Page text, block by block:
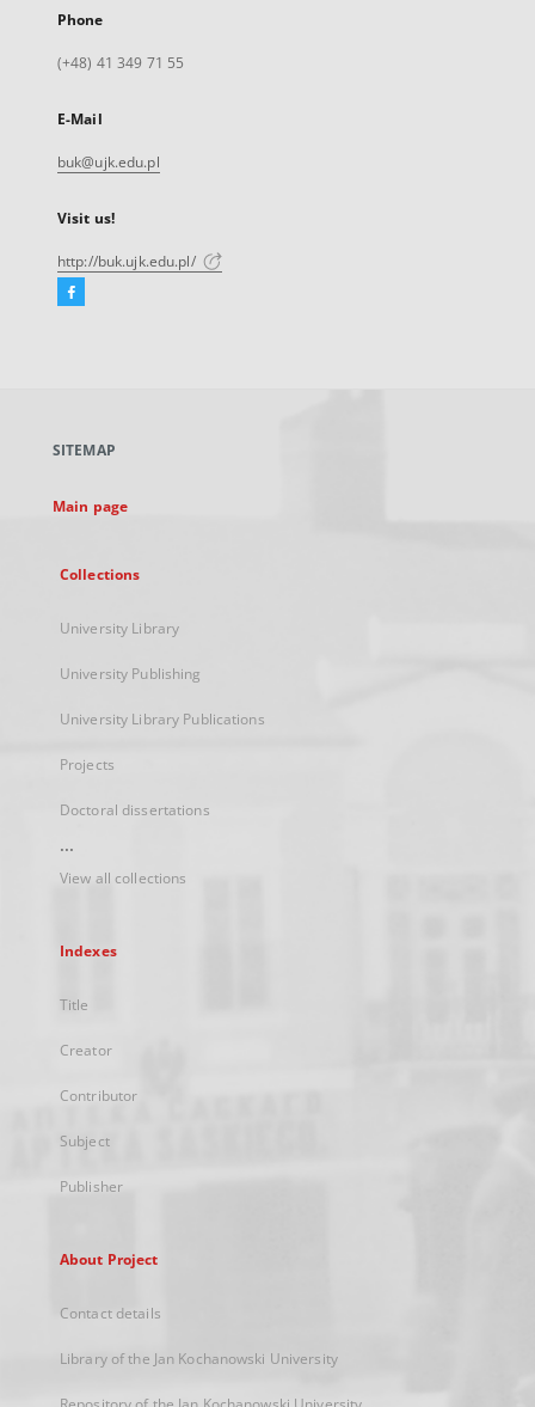
Phone
(+48) 41 349 71 55
E-Mail
buk@ujk.edu.pl
Visit us!
http://buk.ujk.edu.pl/
Facebook
new
SITEMAP
Main page
Collections
University Library
University Publishing
University Library Publications
Projects
Doctoral dissertations
...
View all collections
Indexes
Title
Creator
Contributor
Subject
Publisher
About Project
Contact details
Library of the Jan Kochanowski University